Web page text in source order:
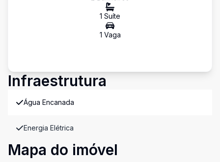
1 Suíte
1 Vaga
Infraestrutura
Água Encanada
Energia Elétrica
Mapa do imóvel